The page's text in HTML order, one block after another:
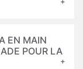
EN MAIN
POUR LA